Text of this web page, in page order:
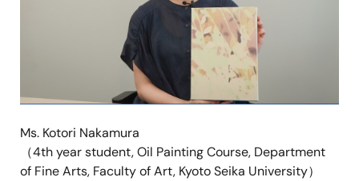
Ms. Kotori Nakamura
（4th year student, Oil Painting Course, Department
of Fine Arts, Faculty of Art, Kyoto Seika University）